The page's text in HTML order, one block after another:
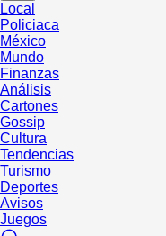
Local
Policiaca
México
Mundo
Finanzas
Análisis
Cartones
Gossip
Cultura
Tendencias
Turismo
Deportes
Avisos
Juegos